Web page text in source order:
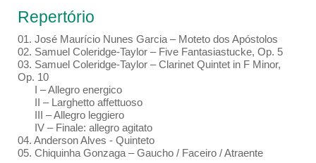
Repertório
01. José Maurício Nunes Garcia – Moteto dos Apóstolos
02. Samuel Coleridge-Taylor – Five Fantasiastucke, Op. 5
03. Samuel Coleridge-Taylor – Clarinet Quintet in F Minor,
Op. 10
I – Allegro energico
II – Larghetto affettuoso
III – Allegro leggiero
IV – Finale: allegro agitato
04. Anderson Alves - Quinteto
05. Chiquinha Gonzaga – Gaucho / Faceiro / Atraente